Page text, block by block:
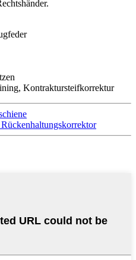
Kontraktursteifkorrektur